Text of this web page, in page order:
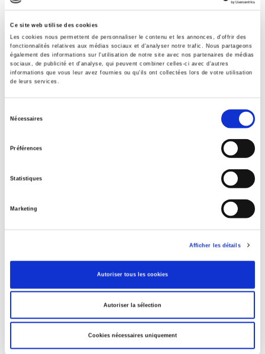
Ce site web utilise des cookies
Les cookies nous permettent de personnaliser le contenu et les annonces, d'offrir des
fonctionnalités relatives aux médias sociaux et d'analyser notre trafic. Nous partageons
également des informations sur l'utilisation de notre site avec nos partenaires de médias
sociaux, de publicité et d'analyse, qui peuvent combiner celles-ci avec d'autres
informations que vous leur avez fournies ou qu'ils ont collectées lors de votre utilisation
de leurs services.
Nécessaires
Préférences
Statistiques
Marketing
Afficher les détails
Autoriser tous les cookies
Autoriser la sélection
Cookies nécessaires uniquement
Code publique Onix
06 Professionnel et académique
Date de première publication du titre
02 novembre 2017
Type d'ouvrage
Titres
Le mouvement social 293, octobre-décembre 2025
20&21. Revue d'histoire, 168 - octobre, décembre 2025
20&21. Revue d'histoire, 169 - janvier, mars 2026